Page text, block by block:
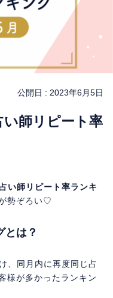
ンペーン
結婚
公開日 : 2023年6月5日
い師リピート率
い師リピート率ランキ
勢ぞろい♡
とは？
、同月内に再度同じ占
様が多かったランキン